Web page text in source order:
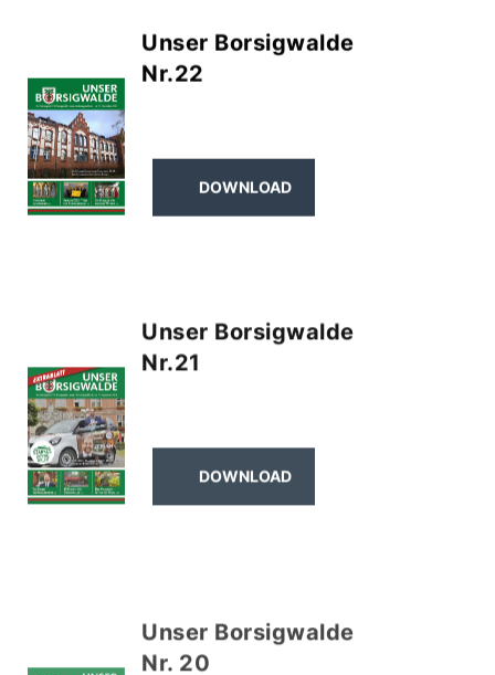
Unser Borsigwalde
Nr.22
DOWNLOAD
Unser Borsigwalde
Nr.21
DOWNLOAD
Nr. 20